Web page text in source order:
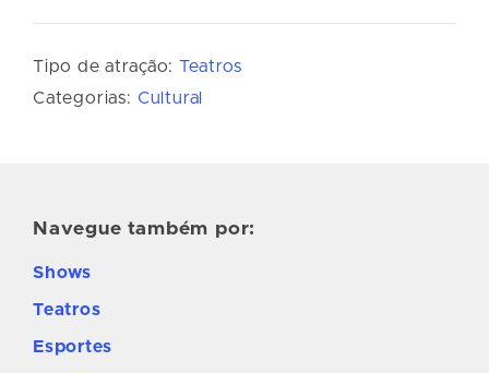
Tipo de atração: Teatros
Categorias: Cultural
Navegue também por:
Shows
Teatros
Esportes